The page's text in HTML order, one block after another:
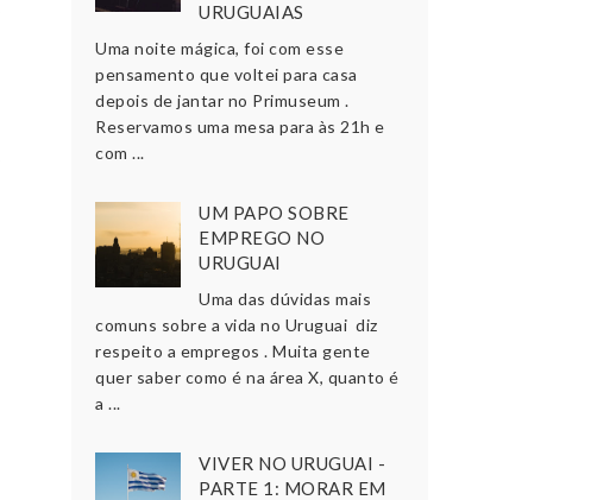
URUGUAIAS
Uma noite mágica, foi com esse
pensamento que voltei para casa
depois de jantar no Primuseum .
Reservamos uma mesa para às 21h e
com ...
UM PAPO SOBRE
EMPREGO NO
URUGUAI
Uma das dúvidas mais
comuns sobre a vida no Uruguai diz
respeito a empregos . Muita gente
quer saber como é na área X, quanto é
a ...
VIVER NO URUGUAI -
PARTE 1: MORAR EM